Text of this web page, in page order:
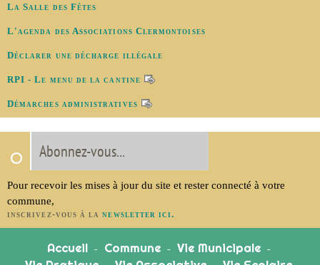
La Salle des Fêtes
L'agenda des Associations Clermontoises
Déclarer une décharge illégale
RPI - Le menu de la cantine
Démarches administratives
Abonnez-vous...
Pour recevoir les mises à jour du site et rester connecté à votre
commune,
inscrivez-vous à lanewsletter ici.
Accueil - Commune - Vie Municipale -